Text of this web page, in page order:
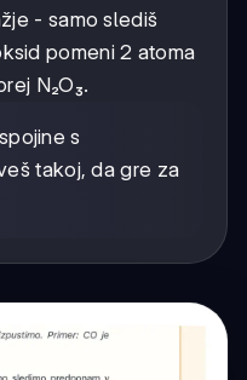
- samo slediš
pomeni 2 atoma
N₂O₃.
s
takoj, da gre za